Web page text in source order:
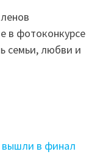
в фотоконкурсе
семьи, любви и